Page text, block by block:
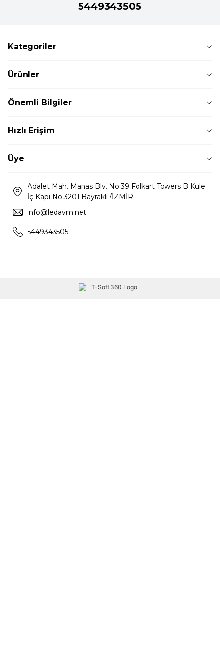
5449343505
Kategoriler
Ürünler
Önemli Bilgiler
Hızlı Erişim
Üye
Adalet Mah. Manas Blv. No:39 Folkart Towers B Kule
İç Kapı No:3201 Bayraklı /İZMİR
info@ledavm.net
5449343505